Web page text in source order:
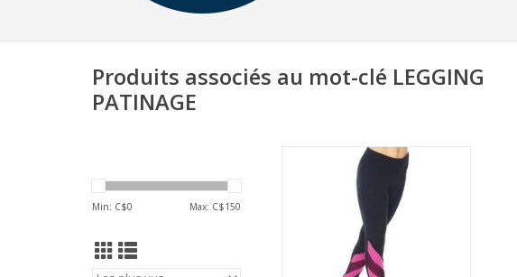
Produits associés au mot-clé LEGGING
PATINAGE
Min: C$0 Max: C$150
Legging Polartec Mondor 4460
AJOUTER AU PANIER